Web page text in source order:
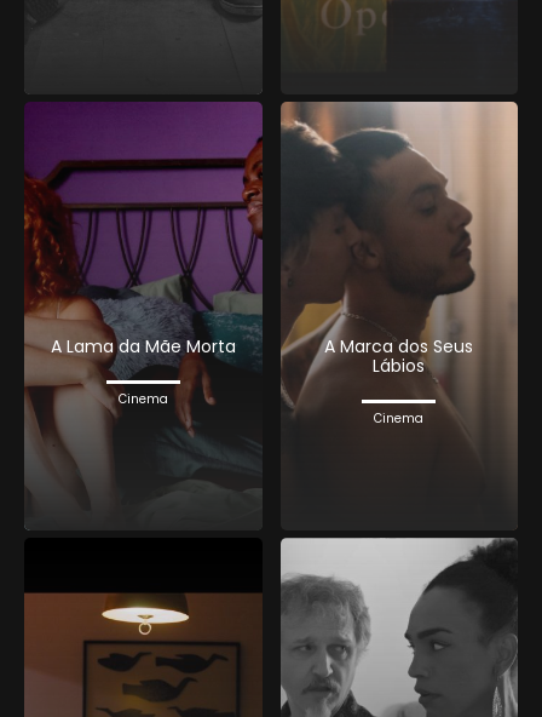
A Lama da Mãe Morta
Cinema
A Marca dos Seus
Lábios
Cinema